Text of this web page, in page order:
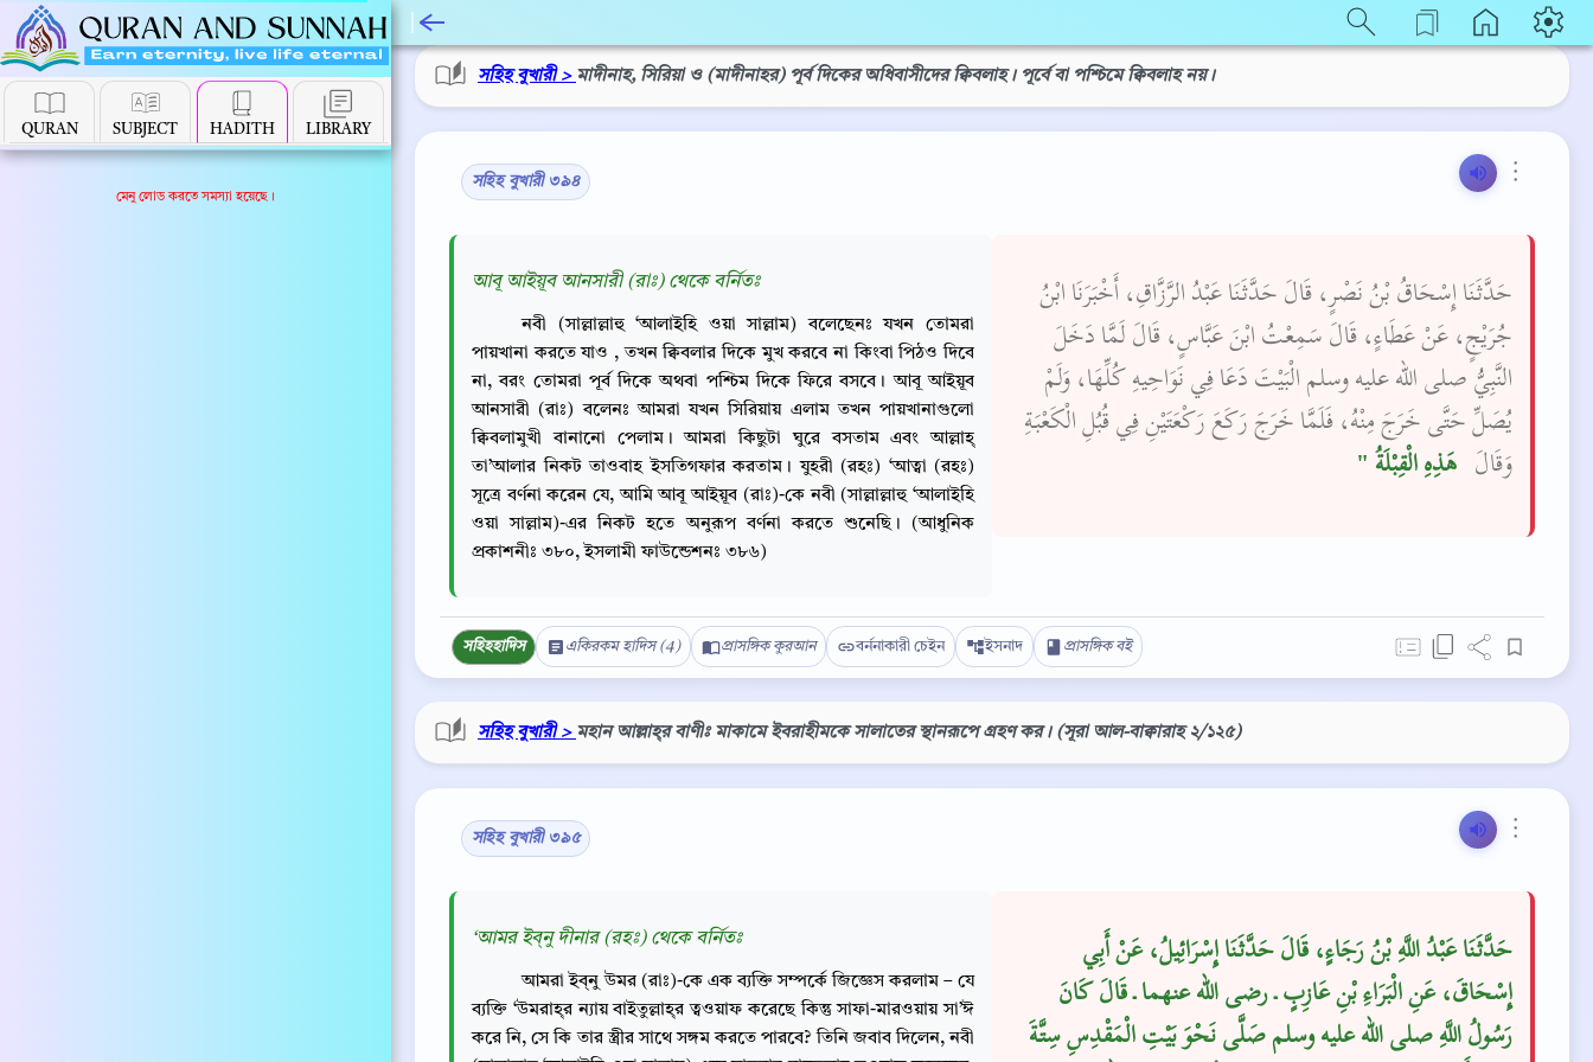
QURAN SUBJECT HADITH LIBRARY
মেনু লোড করতে সমস্যা হয়েছে।
সহিহ বুখারী > মাদীনাহ, সিরিয়া ও (মাদীনাহর) পূর্ব দিকের অধিবাসীদের ক্বিবলাহ। পূর্বে বা পশ্চিমে ক্বিবলাহ নয়।
⋮
সহিহ বুখারী ৩৯৪
حَدَّثَنَا إِسْحَاقُ بْنُ نَصْرٍ، قَالَ حَدَّثَنَا عَبْدُ الرَّزَّاقِ، أَخْبَرَنَا ابْنُ
جُرَيْجٍ، عَنْ عَطَاءٍ، قَالَ سَمِعْتُ ابْنَ عَبَّاسٍ، قَالَ لَمَّا دَخَلَ
النَّبِيُّ صلى الله عليه وسلم الْبَيْتَ دَعَا فِي نَوَاحِيهِ كُلِّهَا، وَلَمْ
يُصَلِّ حَتَّى خَرَجَ مِنْهُ، فَلَمَّا خَرَجَ رَكَعَ رَكْعَتَيْنِ فِي قُبُلِ الْكَعْبَةِ
وَقَالَ ‏
‏ هَذِهِ الْقِبْلَةُ ‏"
আবূ আইয়ূব আনসারী (রাঃ) থেকে বর্নিতঃ
নবী (সাল্লাল্লাহু ‘আলাইহি ওয়া সাল্লাম) বলেছেনঃ যখন তোমরা
পায়খানা করতে যাও , তখন ক্বিবলার দিকে মুখ করবে না কিংবা পিঠও দিবে
না, বরং তোমরা পূর্ব দিকে অথবা পশ্চিম দিকে ফিরে বসবে। আবূ আইয়ূব
আনসারী (রাঃ) বলেনঃ আমরা যখন সিরিয়ায় এলাম তখন পায়খানাগুলো
ক্বিবলামুখী বানানো পেলাম। আমরা কিছুটা ঘুরে বসতাম এবং আল্লাহ্‌
তা’আলার নিকট তাওবাহ ইসতিগফার করতাম। যুহরী (রহঃ) ‘আত্বা (রহঃ)
সূত্রে বর্ণনা করেন যে, আমি আবূ আইয়ূব (রাঃ)-কে নবী (সাল্লাল্লাহু ‘আলাইহি
ওয়া সাল্লাম)-এর নিকট হতে অনুরূপ বর্ণনা করতে শুনেছি। (আধুনিক
প্রকাশনীঃ ৩৮০, ইসলামী ফাউন্ডেশনঃ ৩৮৬)
সহিহহাদিস একিরকম হাদিস (4) প্রাসঙ্গিক কুরআন বর্ননাকারী চেইন ইসনাদ প্রাসঙ্গিক বই
সহিহ বুখারী > মহান আল্লাহ্‌র বাণীঃ মাকামে ইবরাহীমকে সালাতের স্থানরূপে গ্রহণ কর। (সূরা আল-বাক্বারাহ ২/১২৫)
⋮
সহিহ বুখারী ৩৯৫
حَدَّثَنَا عَبْدُ اللَّهِ بْنُ رَجَاءٍ، قَالَ حَدَّثَنَا إِسْرَائِيلُ، عَنْ أَبِي
إِسْحَاقَ، عَنِ الْبَرَاءِ بْنِ عَازِبٍ ـ رضى الله عنهما ـ قَالَ كَانَ
رَسُولُ اللَّهِ صلى الله عليه وسلم صَلَّى نَحْوَ بَيْتِ الْمَقْدِسِ سِتَّةَ
‘আমর ইব্‌নু দীনার (রহঃ) থেকে বর্নিতঃ
আমরা ইব্‌নু উমর (রাঃ)-কে এক ব্যক্তি সম্পর্কে জিজ্ঞেস করলাম – যে
ব্যক্তি ‘উমরাহ্‌র ন্যায় বাইতুল্লাহ্‌র ত্বওয়াফ করেছে কিন্তু সাফা-মারওয়ায় সা’ঈ
করে নি, সে কি তার স্ত্রীর সাথে সঙ্গম করতে পারবে? তিনি জবাব দিলেন, নবী
Copy